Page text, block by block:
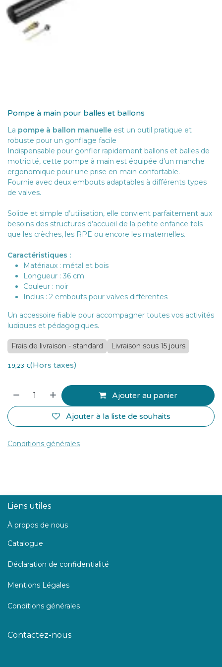
Pompe à main pour balles et ballons
La pompe à ballon manuelle est un outil pratique et
robuste pour un gonflage facile
Indispensable pour gonfler rapidement ballons et balles de
motricité, cette pompe à main est équipée d’un manche
ergonomique pour une prise en main confortable.
Fournie avec deux embouts adaptables à différents types
de valves.
Solide et simple d’utilisation, elle convient parfaitement aux
besoins des structures d’accueil de la petite enfance tels
que les crèches, les RPE ou encore les maternelles.
Caractéristiques :
Matériaux : métal et bois
Longueur : 36 cm
Couleur : noir
Inclus : 2 embouts pour valves différentes
Un accessoire fiable pour accompagner toutes vos activités
ludiques et pédagogiques.
Frais de livraison - standard Livraison sous 15 jours
19,23 €(Hors taxes)
Ajouter au panier
Ajouter à la liste de souhaits
Conditions générales
Liens utiles
À propos de nous
Catalogue
Déclaration de confidentialité
Mentions Légales
Conditions générales
Contactez-nous